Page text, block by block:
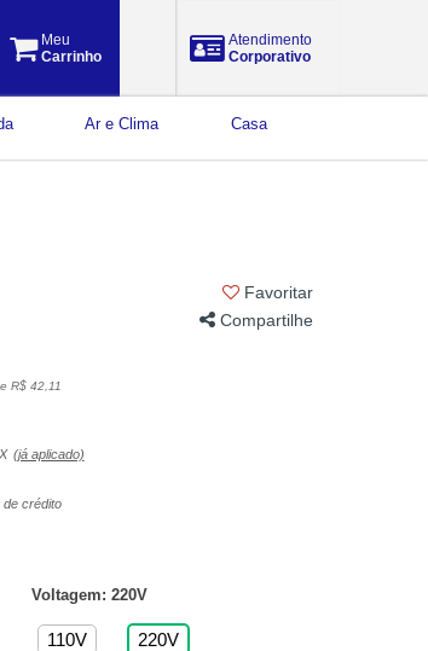
Meu
Carrinho
Atendimento
Corporativo
Ar e Clima Casa
Favoritar
Compartilhe
R$ 42,11
(já aplicado)
crédito
Voltagem: 220V
110V 220V